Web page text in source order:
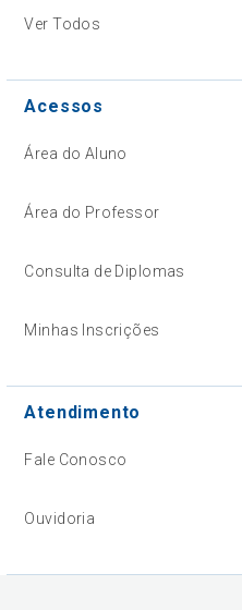
Ver Todos
Acessos
Área do Aluno
Área do Professor
Consulta de Diplomas
Minhas Inscrições
Atendimento
Fale Conosco
Ouvidoria